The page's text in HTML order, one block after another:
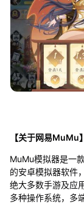
【关于网易MuMu】
MuMu模拟器是一
的安卓模拟器软件
绝大多数手游及应
多种操作系统，多